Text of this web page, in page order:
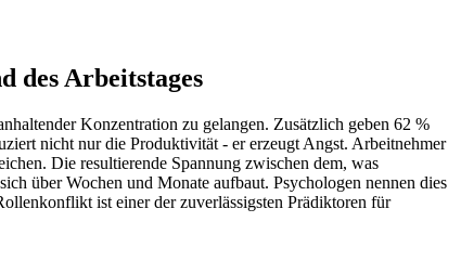
des Arbeitstages
Konzentration zu gelangen. Zusätzlich geben 62 %
nicht nur die Produktivität - er erzeugt Angst. Arbeitnehmer
Die resultierende Spannung zwischen dem, was
über Wochen und Monate aufbaut. Psychologen nennen dies
ist einer der zuverlässigsten Prädiktoren für